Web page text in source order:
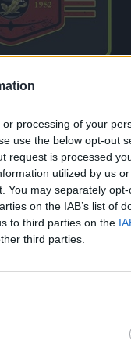
processing of your
use the below opt-out
request is processed
utilized by us
You may separately
on the IAB’s list of
to third parties on the
third parties.
nicht löschen,